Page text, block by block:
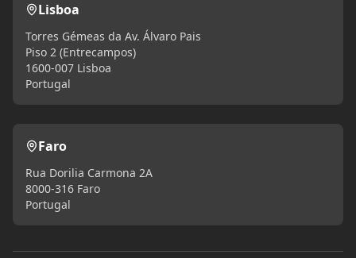
Lisboa
Torres Gémeas da Av. Álvaro Pais
Piso 2 (Entrecampos)
1600-007 Lisboa
Portugal
Faro
Rua Dorilia Carmona 2A
8000-316 Faro
Portugal